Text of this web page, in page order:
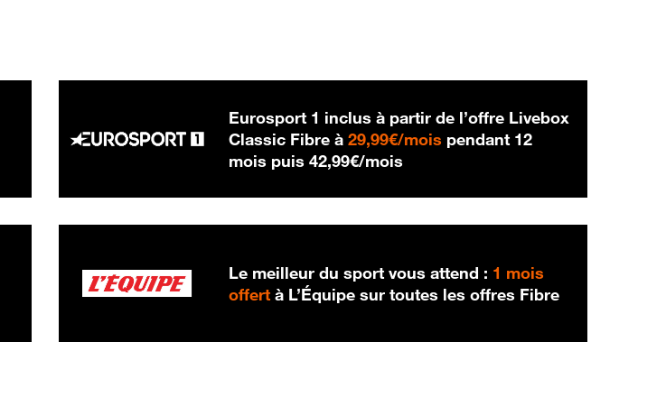
Eurosport 1 inclus à partir de l’offre Livebox
Classic Fibre à29,99€/mois 29,99 € par mois
pendant 12
mois puis42,99€/mois
Le meilleur du sport vous attend : 1 mois
offert à L’Équipe sur toutes les offres Fibre